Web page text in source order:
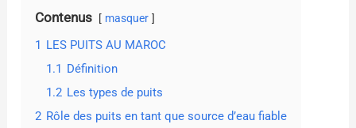
Contenus masquer
1 LES PUITS AU MAROC
1.1 Définition
1.2 Les types de puits
2 Rôle des puits en tant que source d’eau fiable